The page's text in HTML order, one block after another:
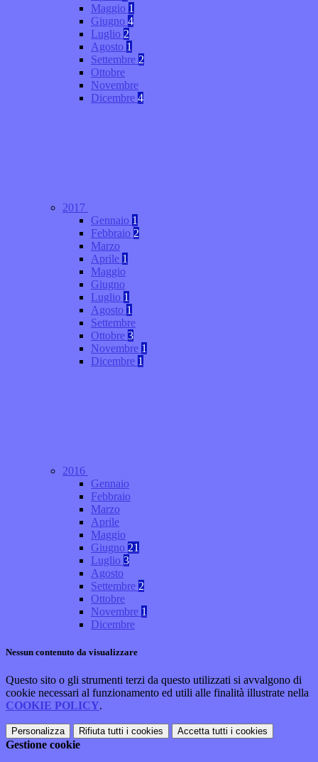
Maggio 1
Giugno 4
Luglio 2
Agosto 1
Settembre 2
Ottobre
Novembre
Dicembre 4
2017
Gennaio 1
Febbraio 2
Marzo
Aprile 1
Maggio
Giugno
Luglio 1
Agosto 1
Settembre
Ottobre 3
Novembre 1
Dicembre 1
2016
Gennaio
Febbraio
Marzo
Aprile
Maggio
Giugno 21
Luglio 3
Agosto
Settembre 2
Ottobre
Novembre 1
Dicembre
Nessun contenuto da visualizzare
Questo sito o gli strumenti terzi da questo utilizzati si avvalgono di
cookie necessari al funzionamento ed utili alle finalità illustrate nella
COOKIE POLICY.
Personalizza Rifiuta tutti i cookies Accetta tutti i cookies
Gestione cookie